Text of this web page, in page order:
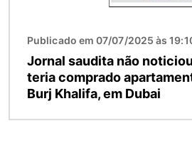
Publicado em 07/07/2025 às
Jornal saudita não
teria comprado
Burj Khalifa, em Dubai